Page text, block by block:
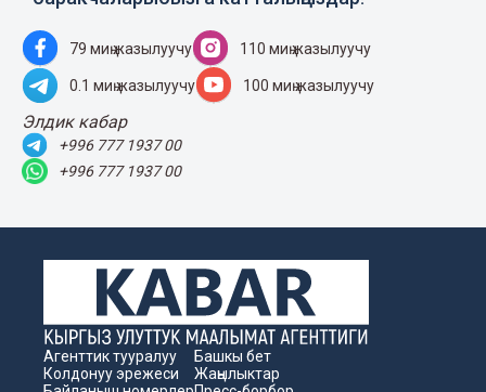
79 миң жазылуучу 110 миң жазылуучу
0.1 миң жазылуучу 100 миң жазылуучу
Элдик кабар
+996 777 1937 00
+996 777 1937 00
Агенттик тууралуу
Колдонуу эрежеси
Башкы бет
Жаңылыктар